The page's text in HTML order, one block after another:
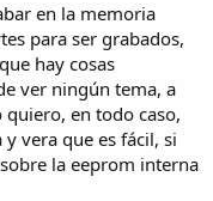
en la memoria
para ser grabados,
hay cosas
ver ningún tema, a
en todo caso,
vera que es fácil, si
la eeprom interna